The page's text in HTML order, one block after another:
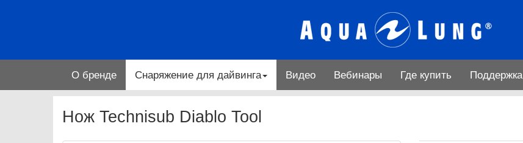
О бренде Снаряжение для дайвинга Видео Вебинары Где купить Поддержка
Нож Technisub Diablo Tool